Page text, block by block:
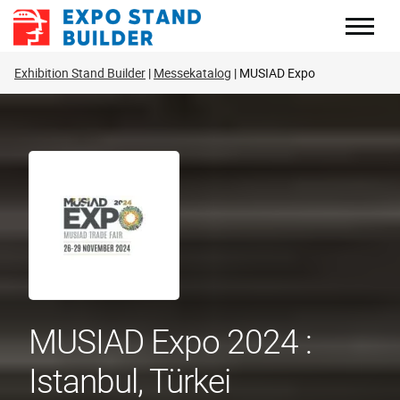
Zum
Inhalt
Exhibition Stand Builder Messekatalog MUSIAD Expo
MUSIAD Expo 2024 :
Istanbul, Türkei